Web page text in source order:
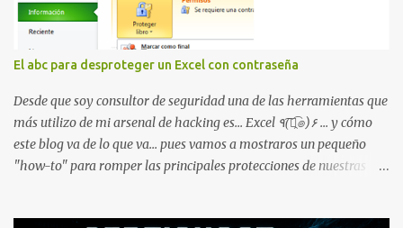
dirección Bluetooth del smartphone *#*#232338#*#* : Muestra
la dirección MAC del la tarjeta WiFi del dispositivo *#*#2663#*#*
: Visualiza la versión de la pantalla táctil del smartphone
*#*#3264#*#* : Muestra que versión de memoria RAM está
disponible en el smartphone o la tablet *#*#34971539#*#* :
Visualiza la información detallada d...
El abc para desproteger un Excel con contraseña
Desde que soy consultor de seguridad una de las herramientas que
más utilizo de mi arsenal de hacking es... Excel ٩(͡๏̯͡๏)۶ ... y cómo
este blog va de lo que va... pues vamos a mostraros un pequeño
"how-to" para romper las principales protecciones de nuestras